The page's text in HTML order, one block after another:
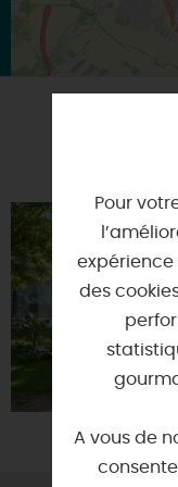
A TESTER
Pour
expérience
des
A vous de